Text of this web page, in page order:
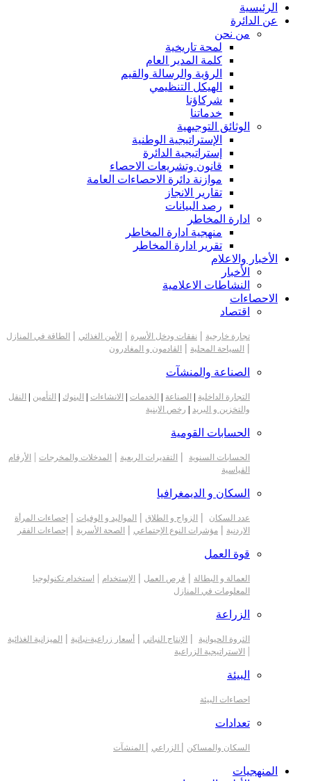
الرئيسية
عن الدائرة
من نحن
لمحة تاريخية
كلمة المدير العام
الرؤية والرسالة والقيم
الهيكل التنظيمي
شركاؤنا
خدماتنا
الوثائق التوجيهية
الإستراتيجية الوطنية
إستراتيجية الدائرة
قانون وتشريعات الاحصاء
موازنة دائرة الاحصاءات العامة
تقارير الانجاز
رصد البيانات
ادارة المخاطر
منهجية ادارة المخاطر
تقرير ادارة المخاطر
الأخبار والاعلام
الأخبار
النشاطات الاعلامية
الاحصاءات
اقتصاد
تجارة خارجية | نفقات ودخل الأسرة | الأمن الغذائي | الطاقة في المنازل
| السياحة المحلية | القادمون و المغادرون
الصناعة والمنشآت
التجارة الداخلية | الصناعة | الخدمات | الانشاءات | البنوك | التأمين | النقل
والتخزين و البريد | رخص الابنية
الحسابات القومية
الحسابات السنوية | التقديرات الربعية | المدخلات والمخرجات | الأرقام
القياسية
السكان و الديمغرافيا
عدد السكان | الزواج و الطلاق | المواليد و الوفيات | إحصاءات المرأة
الاردنية | مؤشرات النوع الإجتماعي | الصحة الأسرية | إحصاءات الفقر
قوة العمل
العمالة و البطالة | فرص العمل | الإستخدام | استخدام تكنولوجيا
المعلومات في المنازل
الزراعة
الثروة الحيوانية | الإنتاج النباتي | أسعار زراعية-نباتية | الميزانية الغذائية
| الاستراتيجية الزراعية
البيئة
احصاءات البيئة
تعدادات
السكان والمساكن | الزراعي | المنشآت
المنهجيات